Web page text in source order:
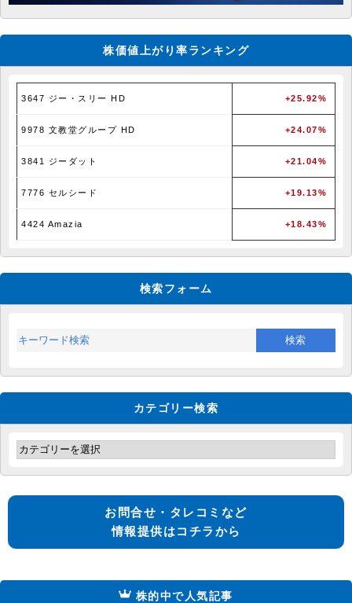
株価値上がり率ランキング
3647 ジー・スリー HD +25.92%
9978 文教堂グループ HD +24.07%
3841 ジーダット +21.04%
7776 セルシード +19.13%
4424 Amazia +18.43%
検索フォーム
カテゴリー検索
お問合せ・タレコミなど
情報提供はコチラから
株的中で人気記事